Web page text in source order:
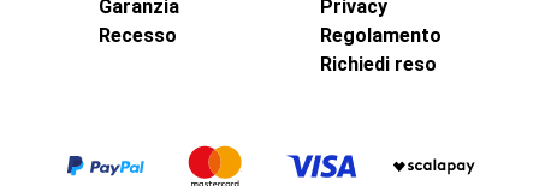
Garanzia
Recesso
Privacy
Regolamento
Richiedi reso